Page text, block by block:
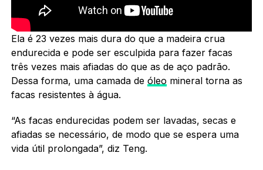
Ela é 23 vezes mais dura do que a madeira crua
endurecida e pode ser esculpida para fazer facas
três vezes mais afiadas do que as de aço padrão.
Dessa forma, uma camada de óleo mineral torna as
facas resistentes à água.
“As facas endurecidas podem ser lavadas, secas e
afiadas se necessário, de modo que se espera uma
vida útil prolongada”, diz Teng.